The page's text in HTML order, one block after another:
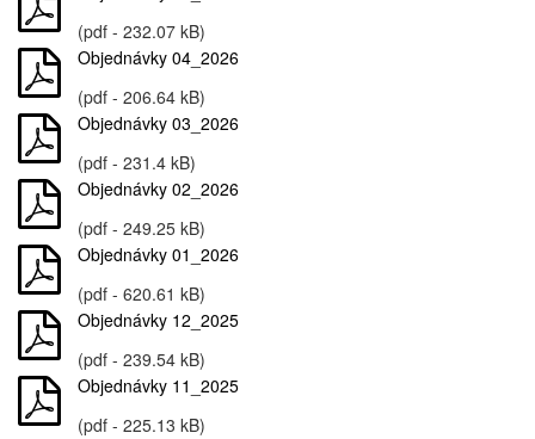
(pdf - 232.07 kB)
Objednávky 04_2026
(pdf - 206.64 kB)
Objednávky 03_2026
(pdf - 231.4 kB)
Objednávky 02_2026
(pdf - 249.25 kB)
Objednávky 01_2026
(pdf - 620.61 kB)
Objednávky 12_2025
(pdf - 239.54 kB)
Objednávky 11_2025
(pdf - 225.13 kB)